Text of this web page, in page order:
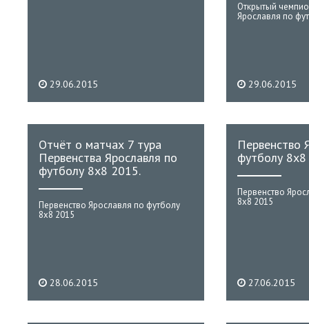
29.06.2015
Открытый
Ярославля по
29.06.2015
Отчёт о матчах 7 тура
Первенства Ярославля по
футболу 8х8 2015.
Первенство Ярославля по футболу
8х8 2015
28.06.2015
Первенство
футболу
Первенство
8х8 2015
27.06.2015